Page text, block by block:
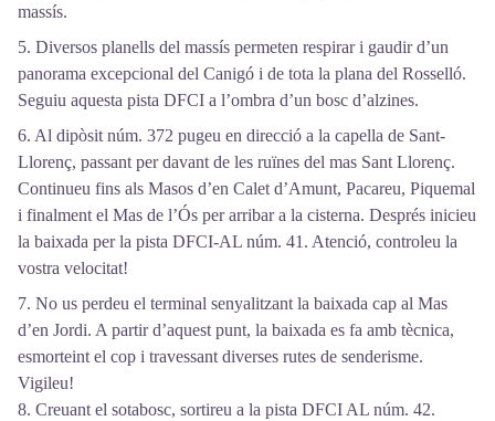
massís.
5. Diversos planells del massís permeten respirar i gaudir d’un
panorama excepcional del Canigó i de tota la plana del Rosselló.
Seguiu aquesta pista DFCI a l’ombra d’un bosc d’alzines.
6. Al dipòsit núm. 372 pugeu en direcció a la capella de Sant-
Llorenç, passant per davant de les ruïnes del mas Sant Llorenç.
Continueu fins als Masos d’en Calet d’Amunt, Pacareu, Piquemal
i finalment el Mas de l’Ós per arribar a la cisterna. Després inicieu
la baixada per la pista DFCI-AL núm. 41. Atenció, controleu la
vostra velocitat!
7. No us perdeu el terminal senyalitzant la baixada cap al Mas
d’en Jordi. A partir d’aquest punt, la baixada es fa amb tècnica,
esmorteint el cop i travessant diverses rutes de senderisme.
Vigileu!
8. Creuant el sotabosc, sortireu a la pista DFCI AL núm. 42.